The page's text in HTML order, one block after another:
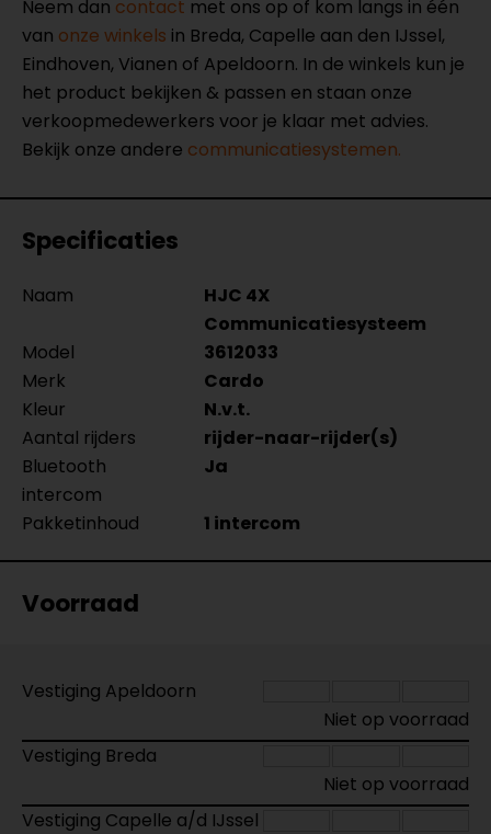
Neem dan contact met ons op of kom langs in één
van onze winkels in Breda, Capelle aan den IJssel,
Eindhoven, Vianen of Apeldoorn. In de winkels kun je
het product bekijken & passen en staan onze
verkoopmedewerkers voor je klaar met advies.
Bekijk onze andere communicatiesystemen.
Specificaties
Naam
HJC 4X
Communicatiesysteem
Model
3612033
Merk
Cardo
Kleur
N.v.t.
Aantal rijders
rijder-naar-rijder(s)
Bluetooth
intercom
Ja
Pakketinhoud 1 intercom
Voorraad
Vestiging Apeldoorn
Niet op voorraad
Vestiging Breda
Niet op voorraad
Vestiging Capelle a/d IJssel